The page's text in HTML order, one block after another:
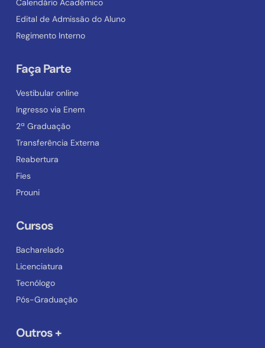
Calendário Acadêmico
Edital de Admissão do Aluno
Regimento Interno
Faça Parte
Vestibular online
Ingresso via Enem
2ª Graduação
Transferência Externa
Reabertura
Fies
Prouni
Cursos
Bacharelado
Licenciatura
Tecnólogo
Pós-Graduação
Outros +